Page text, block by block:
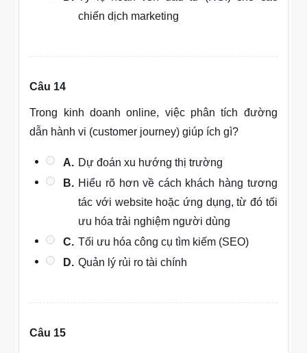
chiến dịch marketing
Câu 14
Trong kinh doanh online, việc phân tích đường
dẫn hành vi (customer journey) giúp ích gì?
A. Dự đoán xu hướng thị trường
B. Hiểu rõ hơn về cách khách hàng tương
tác với website hoặc ứng dụng, từ đó tối
ưu hóa trải nghiệm người dùng
C. Tối ưu hóa công cụ tìm kiếm (SEO)
D. Quản lý rủi ro tài chính
Câu 15